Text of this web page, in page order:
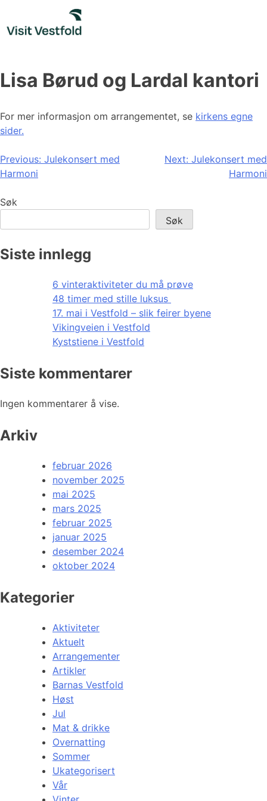
content
Lisa Børud og Lardal kantori
For mer informasjon om arrangementet, se kirkens egne
sider.
Innleggsnavigasjon
Previous: Julekonsert med
Harmoni
Next: Julekonsert med
Harmoni
Søk
Søk
Siste innlegg
6 vinteraktiviteter du må prøve
48 timer med stille luksus
17. mai i Vestfold – slik feirer byene
Vikingveien i Vestfold
Kyststiene i Vestfold
Siste kommentarer
Ingen kommentarer å vise.
Arkiv
februar 2026
november 2025
mai 2025
mars 2025
februar 2025
januar 2025
desember 2024
oktober 2024
Kategorier
Aktiviteter
Aktuelt
Arrangementer
Artikler
Barnas Vestfold
Høst
Jul
Mat & drikke
Overnatting
Sommer
Ukategorisert
Vår